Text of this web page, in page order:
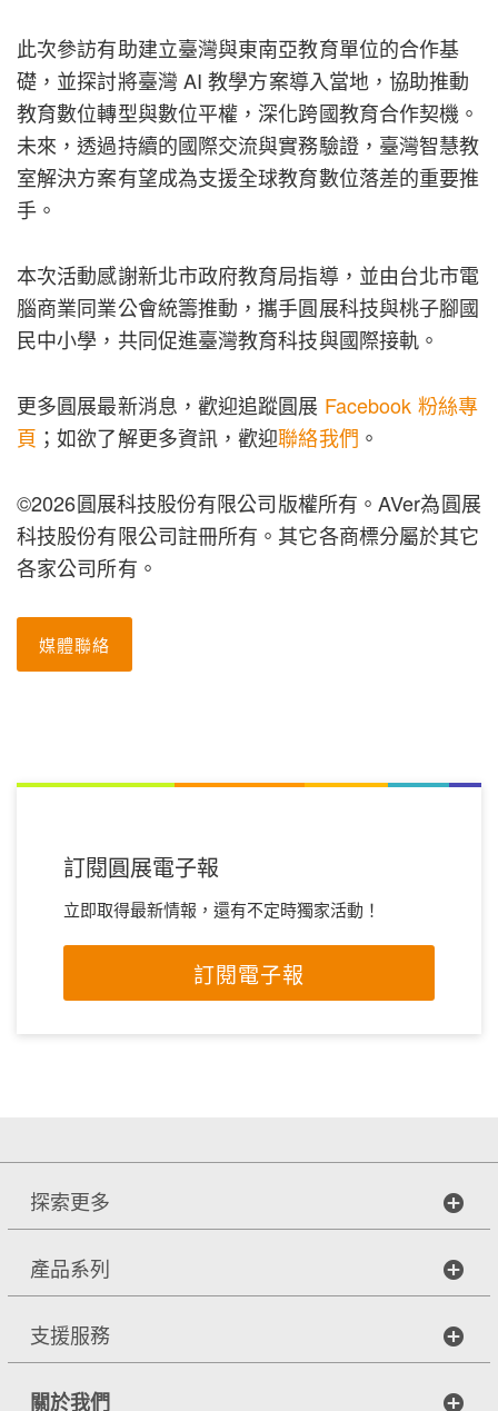
此次參訪有助建立臺灣與東南亞教育單位的合作基
礎，並探討將臺灣 AI 教學方案導入當地，協助推動
教育數位轉型與數位平權，深化跨國教育合作契機。
未來，透過持續的國際交流與實務驗證，臺灣智慧教
室解決方案有望成為支援全球教育數位落差的重要推
手。
本次活動感謝新北市政府教育局指導，並由台北市電
腦商業同業公會統籌推動，攜手圓展科技與桃子腳國
民中小學，共同促進臺灣教育科技與國際接軌。
更多圓展最新消息，歡迎追蹤圓展 Facebook 粉絲專
頁 ；如欲了解更多資訊，歡迎聯絡我們 。
©2026圓展科技股份有限公司版權所有。AVer為圓展
科技股份有限公司註冊所有。其它各商標分屬於其它
各家公司所有。
媒體聯絡
訂閱圓展電子報
立即取得最新情報，還有不定時獨家活動！
訂閱電子報
探索更多
產品系列
支援服務
關於我們